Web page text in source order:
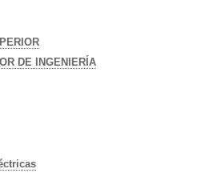
DE INGENIERÍA